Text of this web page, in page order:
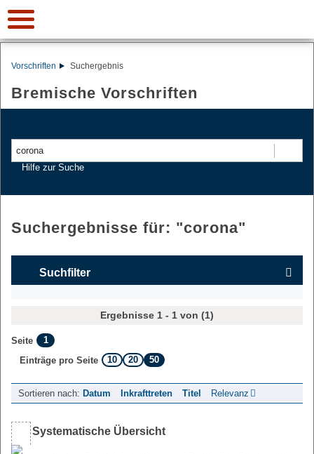
Vorschriften Suchergebnis
Bremische Vorschriften
Hilfe zur Suche
Suchergebnisse für: "corona"
Suchfilter
Ergebnisse 1 - 1 von (1)
Seite
1
Einträge pro Seite
10 20 50
Sortieren nach: Datum Inkrafttreten Titel Relevanz
Systematische Übersicht